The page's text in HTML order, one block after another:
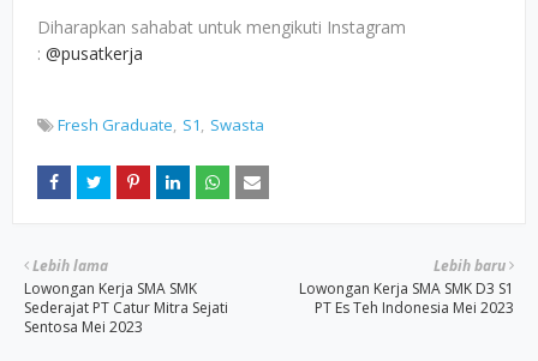
Diharapkan sahabat untuk mengikuti Instagram
: @pusatkerja
Fresh Graduate S1 Swasta
Lebih baru
Lowongan Kerja SMA SMK D3 S1
PT Es Teh Indonesia Mei 2023
Lebih lama
Lowongan Kerja SMA SMK
Sederajat PT Catur Mitra Sejati
Sentosa Mei 2023